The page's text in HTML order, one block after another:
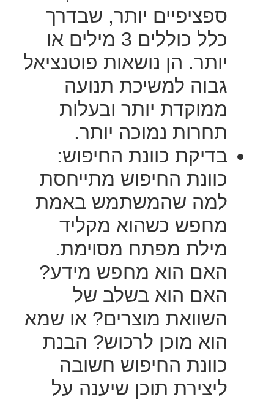
ספציפיים יותר, שבדרך
כלל כוללים 3 מילים או
יותר. הן נושאות פוטנציאל
גבוה למשיכת תנועה
ממוקדת יותר ובעלות
תחרות נמוכה יותר.
בדיקת כוונת החיפוש:
כוונת החיפוש מתייחסת
למה שהמשתמש באמת
מחפש כשהוא מקליד
מילת מפתח מסוימת.
האם הוא מחפש מידע?
האם הוא בשלב של
השוואת מוצרים? או שמא
הוא מוכן לרכוש? הבנת
כוונת החיפוש חשובה
ליצירת תוכן שיענה על